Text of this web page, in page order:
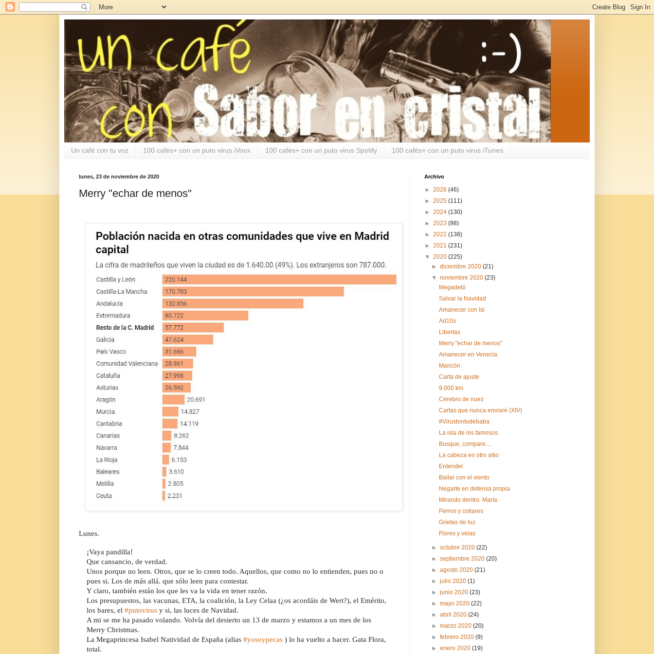
Un café con tu voz 100 cafés+ con un puto virus iVoox 100 cafés+ con un puto virus Spotify 100 cafés+ con un puto virus iTunes
lunes, 23 de noviembre de 2020
Merry "echar de menos"
Lunes.
¡Vaya pandilla!
Que cansancio, de verdad.
Unos porque no leen. Otros, que se lo creen todo. Aquellos, que como no lo entienden, pues no o
pues si. Los de más allá. que sólo leen para contestar.
Y claro, también están los que les va la vida en tener razón.
Los presupuestos, las vacunas, ETA, la coalición, la Ley Celaa (¿os acordáis de Wert?), el Emérito,
los bares, el #putovirus y si, las luces de Navidad.
A mi se me ha pasado volando. Volvía del desierto un 13 de marzo y estamos a un mes de los
Merry Christmas.
La Megaprincesa Isabel Natividad de España (alias #yosoypecas ) lo ha vuelto a hacer. Gata Flora,
total.
Archivo
► 2026 (46)
► 2025 (111)
► 2024 (130)
► 2023 (98)
► 2022 (138)
► 2021 (231)
▼ 2020 (225)
►diciembre 2020(21)
▼noviembre 2020(23)
Megadetó
Salvar la Navidad
Amanecer con Isi
Ad10s
Libertas
Merry "echar de menos"
Amanecer en Venecia
Maricón
Carta de ajuste
9.000 km
Cerebro de nuez
Cartas que nunca enviaré (XIV)
#Virustontodebaba
La isla de los famosos
Busque, compare....
La cabeza en otro sitio
Entender
Bailar con el viento
Negarte en defensa propia
Mirando dentro. María
Perros y collares
Grietas de luz
Flores y velas
►octubre 2020(22)
►septiembre 2020(20)
►agosto 2020(21)
►julio 2020(1)
►junio 2020(23)
►mayo 2020(22)
►abril 2020(24)
►marzo 2020(20)
►febrero 2020(9)
►enero 2020(19)